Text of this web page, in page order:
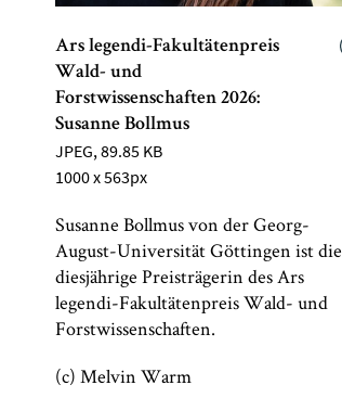
Ars legendi-Fakultätenpreis
Wald- und
Forstwissenschaften 2026:
Susanne Bollmus
JPEG, 89.85 KB
1000 x 563px
Susanne Bollmus von der Georg-
August-Universität Göttingen ist die
diesjährige Preisträgerin des Ars
legendi-Fakultätenpreis Wald- und
Forstwissenschaften.
(c) Melvin Warm